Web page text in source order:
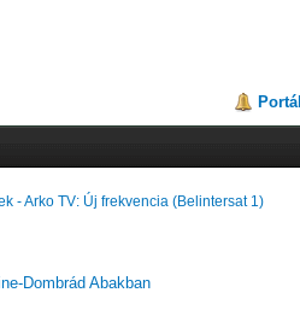
Portál
- Arko TV: Új frekvencia (Belintersat 1)
Dombrád Abakban